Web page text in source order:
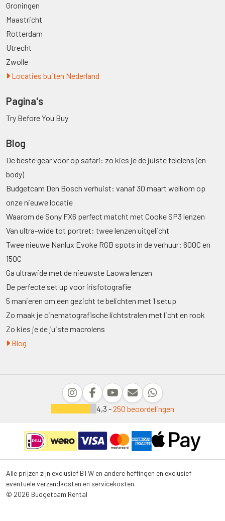
Groningen
Maastricht
Rotterdam
Utrecht
Zwolle
Locaties buiten Nederland
Pagina's
Try Before You Buy
Blog
De beste gear voor op safari: zo kies je de juiste telelens (en
body)
Budgetcam Den Bosch verhuist: vanaf 30 maart welkom op
onze nieuwe locatie
Waarom de Sony FX6 perfect matcht met Cooke SP3 lenzen
Van ultra-wide tot portret: twee lenzen uitgelicht
Twee nieuwe Nanlux Evoke RGB spots in de verhuur: 600C en
150C
Ga ultrawide met de nieuwste Laowa lenzen
De perfecte set up voor irisfotografie
5 manieren om een gezicht te belichten met 1 setup
Zo maak je cinematografische lichtstralen met licht en rook
Zo kies je de juiste macrolens
Blog
4,3 -250 beoordelingen
Alle prijzen zijn exclusief BTW en andere heffingen en exclusief
eventuele verzendkosten en servicekosten.
© 2026 Budgetcam Rental